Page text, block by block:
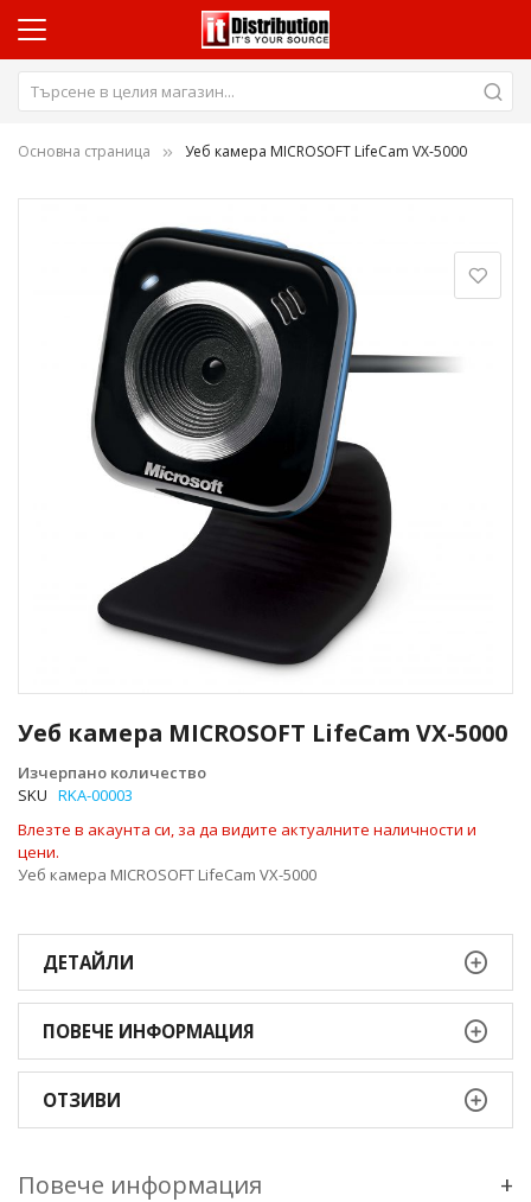
Основна страница Уеб камера MICROSOFT LifeCam VX-5000
Уеб камера MICROSOFT LifeCam VX-5000
Изчерпано количество
SKU RKA-00003
Влезте в акаунта си, за да видите актуалните наличности и
цени.
Уеб камера MICROSOFT LifeCam VX-5000
изображенията
към
началото
на
галерия
снимки
ДЕТАЙЛИ
ПОВЕЧЕ ИНФОРМАЦИЯ
ОТЗИВИ
Повече информация +